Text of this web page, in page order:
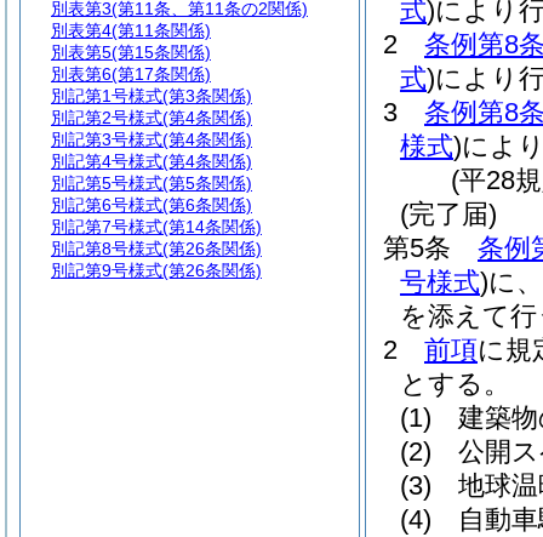
式)により
2
条例第8
式)により
3
条例第8
様式)によ
(平28
(完了届)
第5条
条例
号様式)に
を添えて
2
前項に規
とする。
(1)
建築
(2)
公開
(3)
地球
(4)
自動
別表第3(第11条、第11条の2関係)
別表第4(第11条関係)
別表第5(第15条関係)
別表第6(第17条関係)
別記第1号様式(第3条関係)
別記第2号様式(第4条関係)
別記第3号様式(第4条関係)
別記第4号様式(第4条関係)
別記第5号様式(第5条関係)
別記第6号様式(第6条関係)
別記第7号様式(第14条関係)
別記第8号様式(第26条関係)
別記第9号様式(第26条関係)